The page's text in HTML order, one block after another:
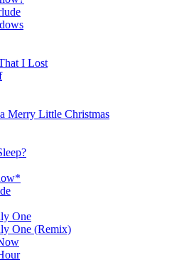
I Lost
Merry Little Christmas
One
One (Remix)